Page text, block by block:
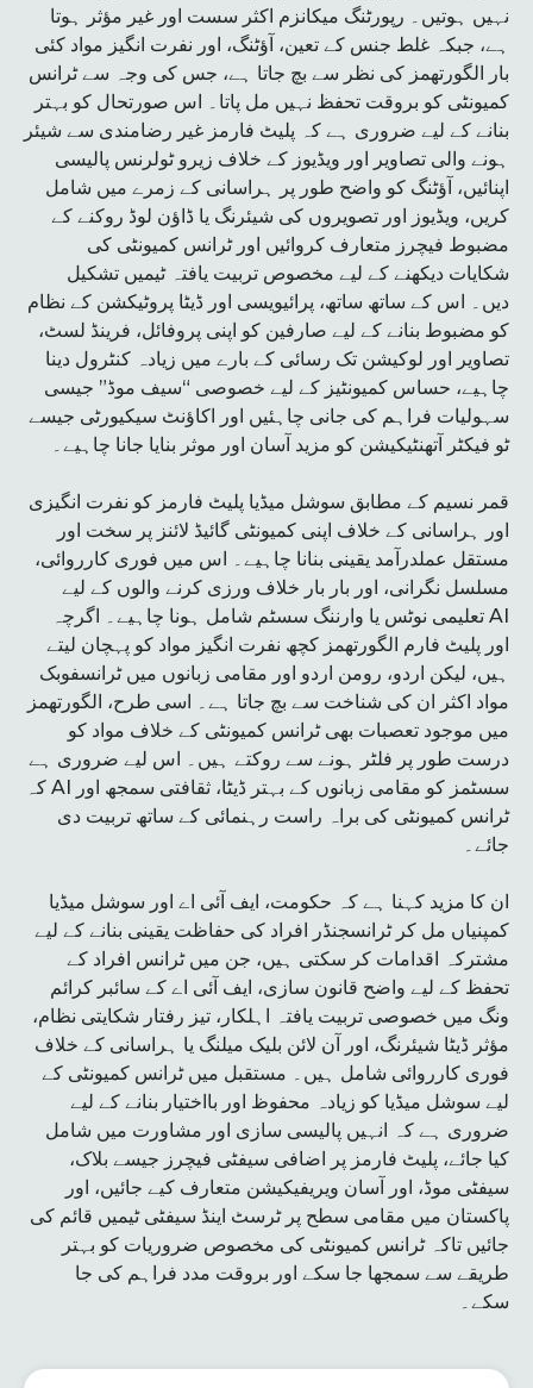
نہیں ہوتیں۔ رپورٹنگ میکانزم اکثر سست اور غیر مؤثر ہوتا
ہے، جبکہ غلط جنس کے تعین، آؤٹنگ، اور نفرت انگیز مواد کئی
بار الگورتھمز کی نظر سے بچ جاتا ہے، جس کی وجہ سے ٹرانس
کمیونٹی کو بروقت تحفظ نہیں مل پاتا۔ اس صورتحال کو بہتر
بنانے کے لیے ضروری ہے کہ پلیٹ فارمز غیر رضامندی سے شیئر
ہونے والی تصاویر اور ویڈیوز کے خلاف زیرو ٹولرنس پالیسی
اپنائیں، آؤٹنگ کو واضح طور پر ہراسانی کے زمرے میں شامل
کریں، ویڈیوز اور تصویروں کی شیئرنگ یا ڈاؤن لوڈ روکنے کے
مضبوط فیچرز متعارف کروائیں اور ٹرانس کمیونٹی کی
شکایات دیکھنے کے لیے مخصوص تربیت یافتہ ٹیمیں تشکیل
دیں۔ اس کے ساتھ ساتھ، پرائیویسی اور ڈیٹا پروٹیکشن کے نظام
کو مضبوط بنانے کے لیے صارفین کو اپنی پروفائل، فرینڈ لسٹ،
تصاویر اور لوکیشن تک رسائی کے بارے میں زیادہ کنٹرول دینا
چاہیے، حساس کمیونٹیز کے لیے خصوصی “سیف موڈ” جیسی
سہولیات فراہم کی جانی چاہئیں اور اکاؤنٹ سیکیورٹی جیسے
ٹو فیکٹر آتھنٹیکیشن کو مزید آسان اور موثر بنایا جانا چاہیے۔
قمر نسیم کے مطابق سوشل میڈیا پلیٹ فارمز کو نفرت انگیزی
اور ہراسانی کے خلاف اپنی کمیونٹی گائیڈ لائنز پر سخت اور
مستقل عملدرآمد یقینی بنانا چاہیے۔ اس میں فوری کارروائی،
مسلسل نگرانی، اور بار بار خلاف ورزی کرنے والوں کے لیے
تعلیمی نوٹس یا وارننگ سسٹم شامل ہونا چاہیے۔ اگرچہ AI
اور پلیٹ فارم الگورتھمز کچھ نفرت انگیز مواد کو پہچان لیتے
ہیں، لیکن اردو، رومن اردو اور مقامی زبانوں میں ٹرانسفوبک
مواد اکثر ان کی شناخت سے بچ جاتا ہے۔ اسی طرح، الگورتھمز
میں موجود تعصبات بھی ٹرانس کمیونٹی کے خلاف مواد کو
درست طور پر فلٹر ہونے سے روکتے ہیں۔ اس لیے ضروری ہے
کہ AI سسٹمز کو مقامی زبانوں کے بہتر ڈیٹا، ثقافتی سمجھ اور
ٹرانس کمیونٹی کی براہ راست رہنمائی کے ساتھ تربیت دی
جائے۔
ان کا مزید کہنا ہے کہ حکومت، ایف آئی اے اور سوشل میڈیا
کمپنیاں مل کر ٹرانسجنڈر افراد کی حفاظت یقینی بنانے کے لیے
مشترکہ اقدامات کر سکتی ہیں، جن میں ٹرانس افراد کے
تحفظ کے لیے واضح قانون سازی، ایف آئی اے کے سائبر کرائم
ونگ میں خصوصی تربیت یافتہ اہلکار، تیز رفتار شکایتی نظام،
مؤثر ڈیٹا شیئرنگ، اور آن لائن بلیک میلنگ یا ہراسانی کے خلاف
فوری کارروائی شامل ہیں۔ مستقبل میں ٹرانس کمیونٹی کے
لیے سوشل میڈیا کو زیادہ محفوظ اور بااختیار بنانے کے لیے
ضروری ہے کہ انہیں پالیسی سازی اور مشاورت میں شامل
کیا جائے، پلیٹ فارمز پر اضافی سیفٹی فیچرز جیسے بلاک،
سیفٹی موڈ، اور آسان ویریفیکیشن متعارف کیے جائیں، اور
پاکستان میں مقامی سطح پر ٹرسٹ اینڈ سیفٹی ٹیمیں قائم کی
جائیں تاکہ ٹرانس کمیونٹی کی مخصوص ضروریات کو بہتر
طریقے سے سمجھا جا سکے اور بروقت مدد فراہم کی جا
سکے۔